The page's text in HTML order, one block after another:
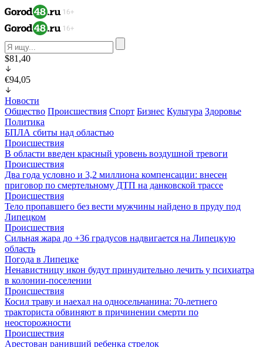
$81,40
€94,05
Новости
Общество Происшествия Спорт Бизнес Культура Здоровье
Политика
БПЛА сбиты над областью
Происшествия
В области введен красный уровень воздушной тревоги
Происшествия
Два года условно и 3,2 миллиона компенсации: внесен
приговор по смертельному ДТП на данковской трассе
Происшествия
Тело пропавшего без вести мужчины найдено в пруду под
Липецком
Происшествия
Сильная жара до +36 градусов надвигается на Липецкую
область
Погода в Липецке
Ненавистницу икон будут принудительно лечить у психиатра
в колонии-поселении
Происшествия
Косил траву и наехал на односельчанина: 70-летнего
тракториста обвиняют в причинении смерти по
неосторожности
Происшествия
Арестован ранивший ребенка стрелок